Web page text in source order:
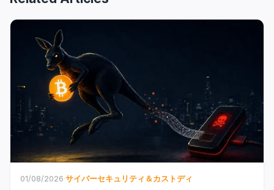
01/08/2026·サイバーセキュリティ＆カストディ